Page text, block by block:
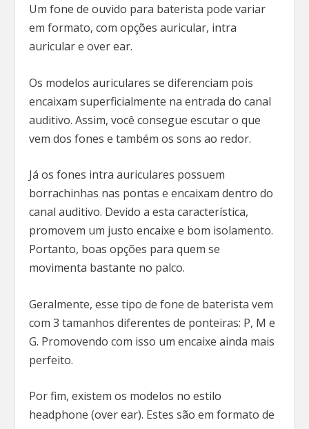
Um fone de ouvido para baterista pode variar
em formato, com opções auricular, intra
auricular e over ear.
Os modelos auriculares se diferenciam pois
encaixam superficialmente na entrada do canal
auditivo. Assim, você consegue escutar o que
vem dos fones e também os sons ao redor.
Já os fones intra auriculares possuem
borrachinhas nas pontas e encaixam dentro do
canal auditivo. Devido a esta característica,
promovem um justo encaixe e bom isolamento.
Portanto, boas opções para quem se
movimenta bastante no palco.
Geralmente, esse tipo de fone de baterista vem
com 3 tamanhos diferentes de ponteiras: P, M e
G. Promovendo com isso um encaixe ainda mais
perfeito.
Por fim, existem os modelos no estilo
headphone (over ear). Estes são em formato de